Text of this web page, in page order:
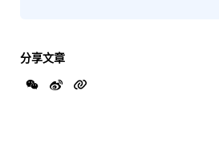
分享文章